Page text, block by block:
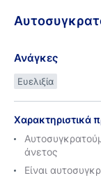
Ανάγκες
Ευελιξία
Χαρακτηριστικά
άνετος
Είναι